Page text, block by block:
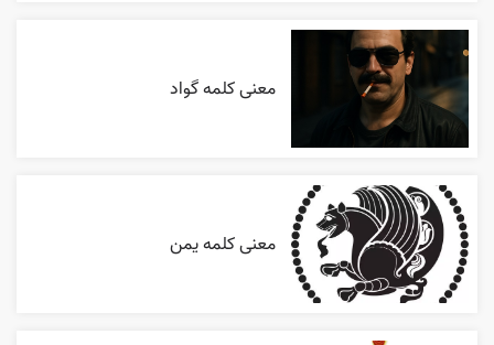
معنی کلمه گواد
معنی کلمه یمن